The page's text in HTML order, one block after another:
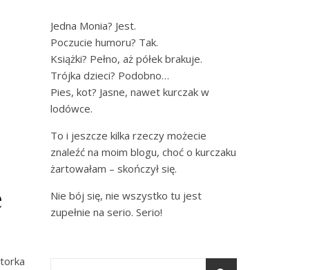
Jedna Monia? Jest.
Poczucie humoru? Tak.
Książki? Pełno, aż półek brakuje.
Trójka dzieci? Podobno…
Pies, kot? Jasne, nawet kurczak w
lodówce.
To i jeszcze kilka rzeczy możecie
znaleźć na moim blogu, choć o kurczaku
żartowałam – skończył się.
Nie bój się, nie wszystko tu jest
zupełnie na serio. Serio!